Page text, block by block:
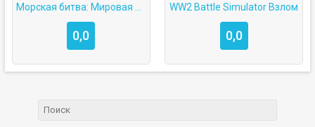
0,0
WW2 Battle Simulator Взлом
0,0